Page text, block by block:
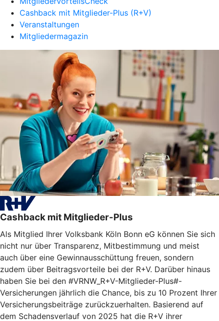
Cashback mit Mitglieder-Plus (R+V)
Veranstaltungen
Mitgliedermagazin
Cashback mit Mitglieder-Plus
Als Mitglied Ihrer Volksbank Köln Bonn eG können Sie sich
nicht nur über Transparenz, Mitbestimmung und meist
auch über eine Gewinnausschüttung freuen, sondern
zudem über Beitragsvorteile bei der R+V. Darüber hinaus
haben Sie bei den #VRNW_R+V-Mitglieder-Plus#-
Versicherungen jährlich die Chance, bis zu 10 Prozent Ihrer
Versicherungsbeiträge zurückzuerhalten. Basierend auf
dem Schadensverlauf von 2025 hat die R+V ihrer